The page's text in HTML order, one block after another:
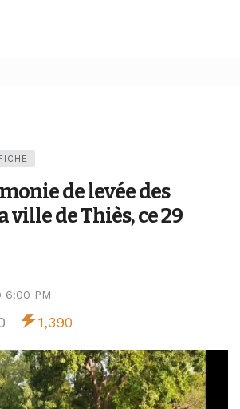
de levée des
ville de Thiès, ce 29
6:00 PM
1,390